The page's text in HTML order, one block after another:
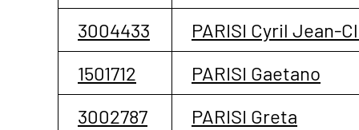
3004433
PARISI Cyril Jean-
1501712
PARISI Gaetano
3002787
PARISI Greta